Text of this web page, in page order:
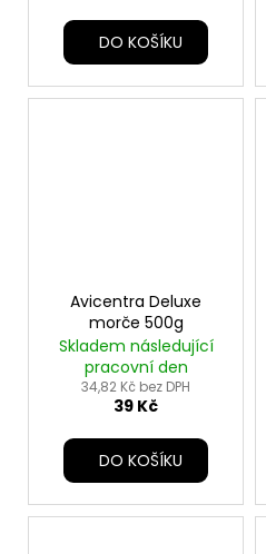
DO KOŠÍKU
Avicentra Deluxe
morče 500g
Skladem následující
pracovní den
34,82 Kč bez DPH
39 Kč
DO KOŠÍKU